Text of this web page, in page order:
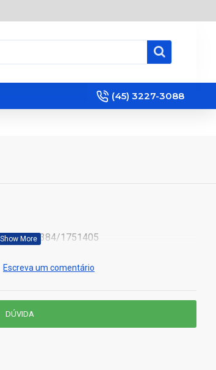
(45) 3227-3088
LE 1538384/1751405
Escreva um comentário
DÚVIDA